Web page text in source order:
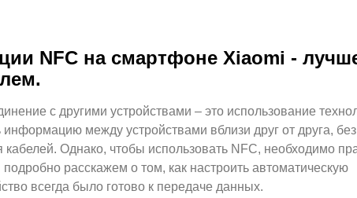
NFC на смартфоне Xiaomi -
с другими устройствами – это использование
между устройствами вблизи друг от друга, без
Однако, чтобы использовать NFC, необходимо
расскажем о том, как настроить автоматическую
всегда было готово к передаче данных.